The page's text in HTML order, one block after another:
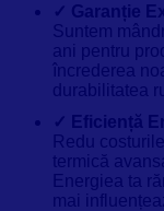
✓ Garanție
Suntem
ani pentru
încrederea
durabilitatea
✓ Eficiență
Redu
termică
Energiea ta
mai